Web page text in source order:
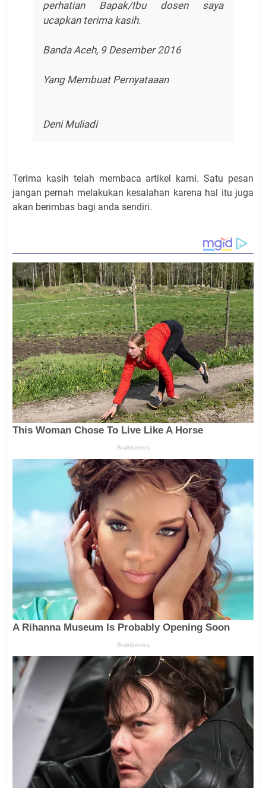
perhatian Bapak/Ibu dosen saya
ucapkan terima kasih.
Banda Aceh, 9 Desember 2016
Yang Membuat Pernyataaan
Deni Muliadi
Terima kasih telah membaca artikel kami. Satu pesan
jangan pernah melakukan kesalahan karena hal itu juga
akan berimbas bagi anda sendiri.